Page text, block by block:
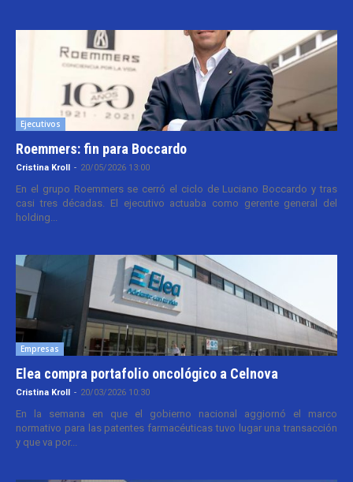
Ejecutivos
Roemmers: fin para Boccardo
Cristina Kroll - 20/05/2026 13:00
En el grupo Roemmers se cerró el ciclo de Luciano Boccardo y tras
casi tres décadas. El ejecutivo actuaba como gerente general del
holding...
Empresas
Elea compra portafolio oncológico a Celnova
Cristina Kroll - 20/03/2026 10:30
En la semana en que el gobierno nacional aggiornó el marco
normativo para las patentes farmacéuticas tuvo lugar una transacción
y que va por...